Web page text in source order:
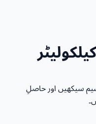
سیکھیں اور حاصلِ